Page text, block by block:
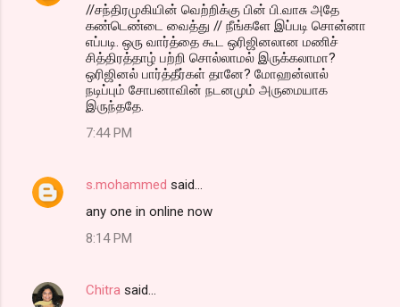
//சந்திரமுகியின் வெற்றிக்கு பின் பி.வாசு அதே
கண்டெண்டை வைத்து // நீங்களே இப்படி சொன்னா
எப்படி. ஒரு வார்த்தை கூட ஒரிஜினலான மணிச்
சித்திரத்தாழ் பற்றி சொல்லாமல் இருக்கலாமா?
ஒரிஜினல் பார்த்தீர்கள் தானே? மோஹன்லால்
நடிப்பும் சோபனாவின் நடனமும் அருமையாக
இருந்ததே.
7:44 PM
s.mohammed said…
any one in online now
8:14 PM
Chitra said…